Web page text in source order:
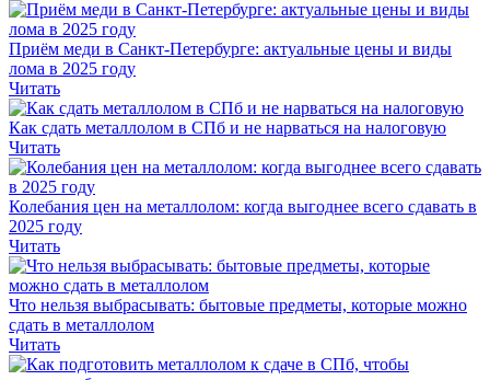
Приём меди в Санкт-Петербурге: актуальные цены и виды
лома в 2025 году
Читать
Как сдать металлолом в СПб и не нарваться на налоговую
Читать
Колебания цен на металлолом: когда выгоднее всего сдавать в
2025 году
Читать
Что нельзя выбрасывать: бытовые предметы, которые можно
сдать в металлолом
Читать